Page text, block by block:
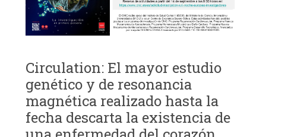
a
Circulation: El mayor estudio
genético y de resonancia
magnética realizado hasta la
fecha descarta la existencia de